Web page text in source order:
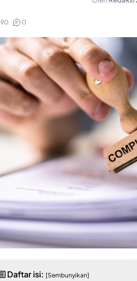
90 0
Daftar isi: [Sembunyikan]